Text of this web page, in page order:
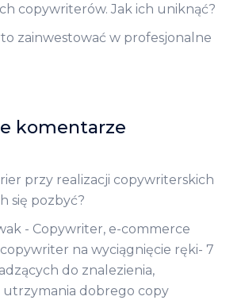
copywriterów. Jak ich uniknąć?
zainwestować w profesjonalne
komentarze
przy realizacji copywriterskich
się pozbyć?
- Copywriter, e-commerce
na wyciągnięcie ręki- 7
do znalezienia,
utrzymania dobrego copy